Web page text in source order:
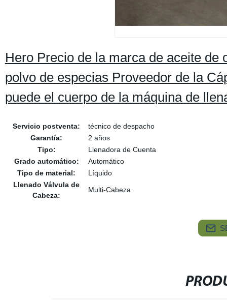
Hero Precio de la marca de aceite de
polvo de especias Proveedor de la
puede el cuerpo de la máquina de
Servicio postventa:
técnico de despacho
Garantía:
2 años
Tipo:
Llenadora de Cuenta
Grado automático:
Automático
Tipo de material:
Líquido
Llenado Válvula de
Cabeza:
Multi-Cabeza